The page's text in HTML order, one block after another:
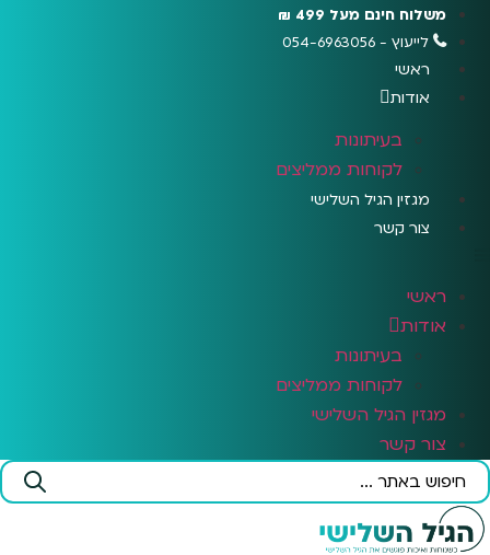
לתוכן
משלוח חינם מעל 499 ₪
לייעוץ - 054-6963056
ראשי
אודות
בעיתונות
לקוחות ממליצים
מגזין הגיל השלישי
צור קשר
ראשי
אודות
בעיתונות
לקוחות ממליצים
מגזין הגיל השלישי
צור קשר
Search
...